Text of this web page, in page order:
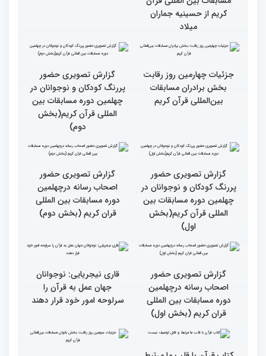
کریم(بخش دوم)
متسابقین چهلمین دوره
مسابقات بین المللی قرآن
کریم از حسینیه جماران
مردم مفاهیم و تعالیم قرآن
را در زندگی به کار گیرند
بخش برادران مسابقات
بین‌المللی قرآن کریم
پررنگ کودکان و نوجوانان در
چهلمین دوره مسابقات بین
المللی قرآن کریم(بخش
دوم)
پررنگ کودکان و نوجوانان در
چهلمین دوره مسابقات بین
المللی قرآن کریم(بخش
اول)
اصحاب رسانه درچهلمین
دوره مسابقات بین المللی
قران کریم (بخش دوم)